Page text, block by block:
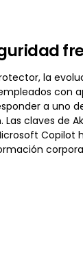
la
con
a uno
claves de